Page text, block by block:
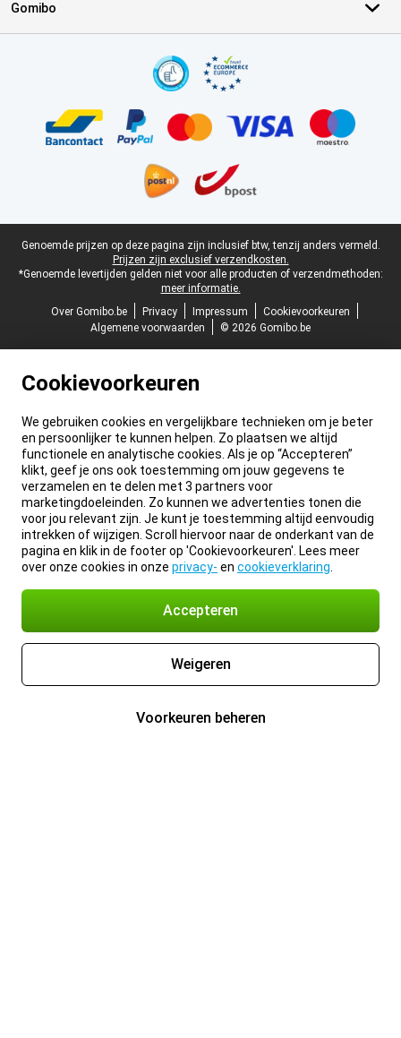
Gomibo
Juridische voettekst
Genoemde prijzen op deze pagina zijn inclusief btw, tenzij anders vermeld.
Prijzen zijn exclusief verzendkosten.
*Genoemde levertijden gelden niet voor alle producten of verzendmethoden:
meer informatie.
Over Gomibo.be
Privacy Impressum
Cookievoorkeuren
Algemene voorwaarden
© 2026 Gomibo.be
Cookievoorkeuren
We gebruiken cookies en vergelijkbare technieken om je beter
en persoonlijker te kunnen helpen. Zo plaatsen we altijd
functionele en analytische cookies. Als je op “Accepteren”
klikt, geef je ons ook toestemming om jouw gegevens te
verzamelen en te delen met 3 partners voor
marketingdoeleinden. Zo kunnen we advertenties tonen die
voor jou relevant zijn. Je kunt je toestemming altijd eenvoudig
intrekken of wijzigen. Scroll hiervoor naar de onderkant van de
pagina en klik in de footer op 'Cookievoorkeuren'. Lees meer
over onze cookies in onze privacy- en cookieverklaring
Accepteren
Weigeren
Voorkeuren beheren